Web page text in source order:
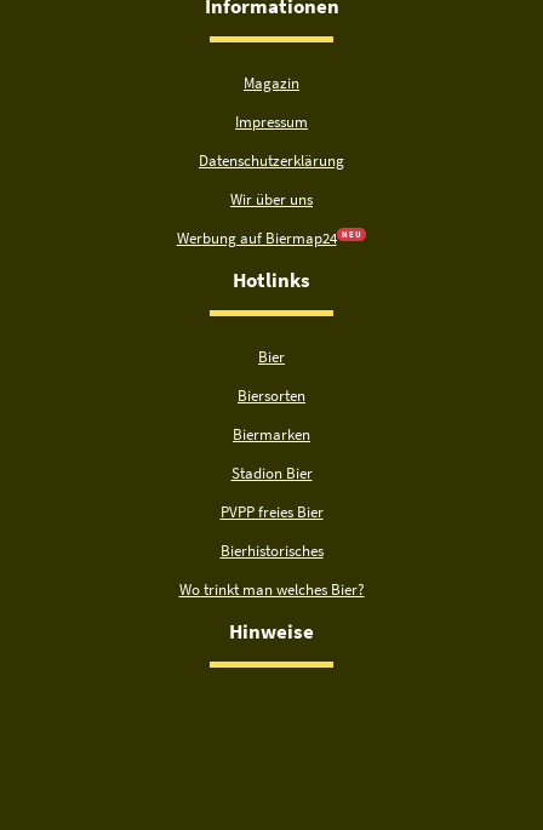
Informationen
Magazin
Impressum
Datenschutzerklärung
Wir über uns
Werbung auf Biermap24 N E U
Hotlinks
Bier
Biersorten
Biermarken
Stadion Bier
PVPP freies Bier
Bierhistorisches
Wo trinkt man welches Bier?
Hinweise